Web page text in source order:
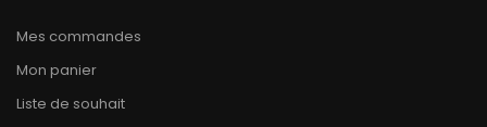
Mes commandes
Mon panier
Liste de souhait